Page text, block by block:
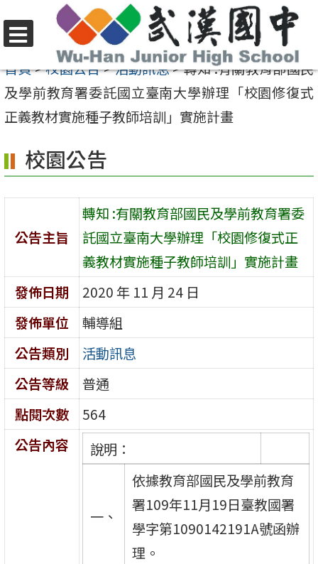
至
要
內
區
選
單
首頁>校園公告>活動訊息>轉知 :有關教育部國民
及學前教育署委託國立臺南大學辦理「校園修復式
正義教材實施種子教師培訓」實施計畫
校園公告
公告主旨
轉知 :有關教育部國民及學前教育署委
託國立臺南大學辦理「校園修復式正
義教材實施種子教師培訓」實施計畫
發佈日期
2020 年 11 月 24 日
發佈單位
輔導組
公告類別
活動訊息
公告等級
普通
點閱次數
564
公告內容
說明：
一、
依據教育部國民及學前教育
署109年11月19日臺教國署
學字第1090142191A號函辦
理。